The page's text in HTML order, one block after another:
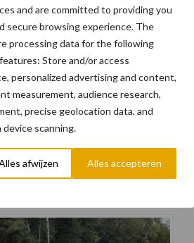
and are committed to providing you
secure browsing experience. The
processing data for the following
Store and/or access
personalized advertising and content,
measurement, audience research,
precise geolocation data, and
scanning.
afwijzen Alles accepteren